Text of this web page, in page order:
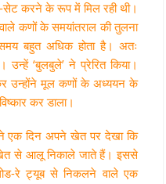
सेट करने के रूप में मिल रही थी।
कणों के समयांतराल की तुलना
बहुत अधिक होता है। अतः
‘बुलबुले’ ने प्रेरित किया।
उन्होंने मूल कणों के अध्ययन के
कर डाला।
ने एक दिन अपने खेत पर देखा कि
से आलू निकाले जाते हैं। इससे
रे ट्यूब से निकलने वाले एक